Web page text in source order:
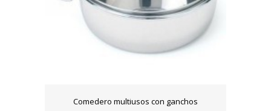
Comedero multiusos con ganchos